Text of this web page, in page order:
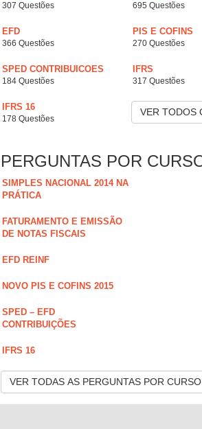
307 Questões 695 Questões
EFD
366 Questões
PIS E COFINS
270 Questões
SPED CONTRIBUICOES
184 Questões
IFRS
317 Questões
IFRS 16
178 Questões
VER TODOS
PERGUNTAS POR
SIMPLES NACIONAL 2014 NA
PRÁTICA
FATURAMENTO E EMISSÃO
DE NOTAS FISCAIS
EFD REINF
NOVO PIS E COFINS 2015
SPED – EFD
CONTRIBUIÇÕES
IFRS 16
VER TODAS AS PERGUNTAS POR CURSO